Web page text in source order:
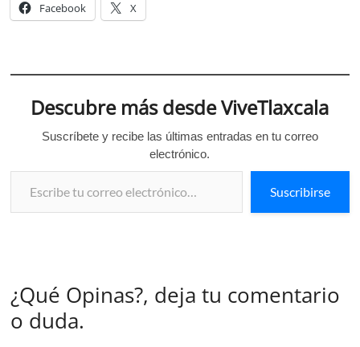
Facebook X
Descubre más desde ViveTlaxcala
Suscríbete y recibe las últimas entradas en tu correo
electrónico.
Escribe tu correo electrónico…
Suscribirse
¿Qué Opinas?, deja tu comentario
o duda.